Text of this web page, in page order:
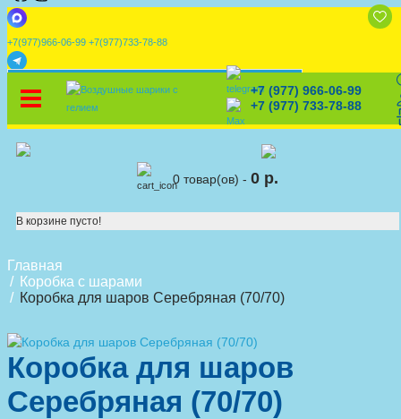
+7(977)966-06-99 +7(977)733-78-88
Скидки Конструктор
x УСТАНОВИТЕ НАШЕ ПРИЛОЖЕНИЕ!+7 (977) 966-06-99
+7 (977) 733-78-88
0 товар(ов) - 0 р.
В корзине пусто!
Главная
Коробка с шарами
Коробка для шаров Серебряная (70/70)
Коробка для шаров
Серебряная (70/70)